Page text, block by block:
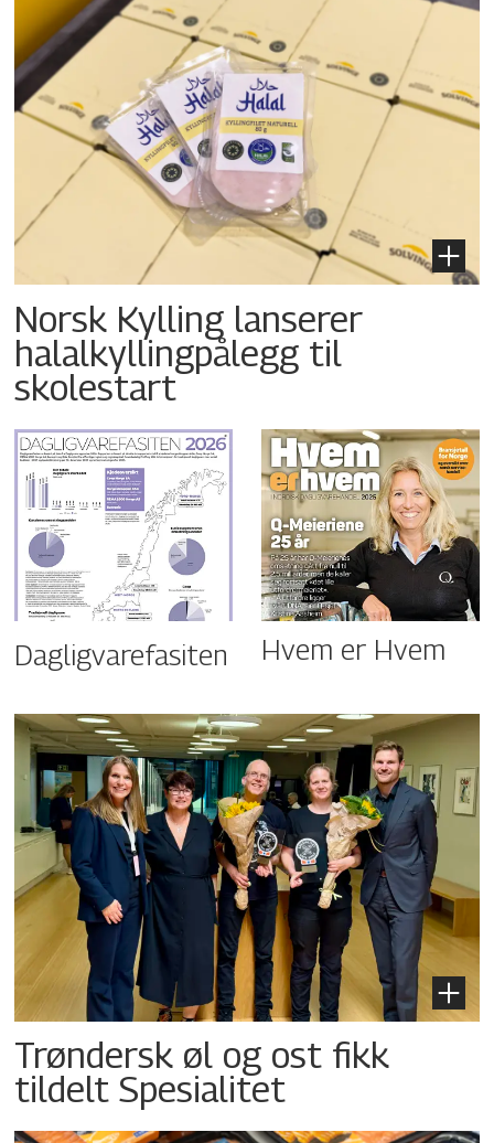
Norsk Kylling lanserer
halalkyllingpålegg til
skolestart
Dagligvarefasiten Hvem er Hvem
Trøndersk øl og ost fikk
tildelt Spesialitet